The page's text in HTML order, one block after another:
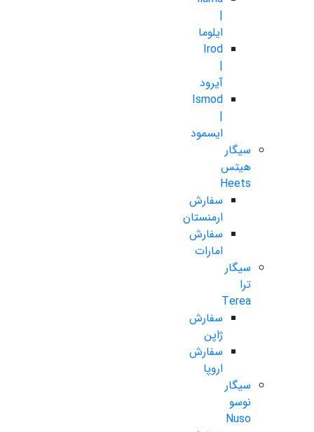
|
ایلوما
Irod
|
آیرود
Ismod
|
ایسمود
سیگار
هیتس
Heets
سفارش
ارمنستان
سفارش
امارات
سیگار
ترا
Terea
سفارش
ژاپن
سفارش
اروپا
سیگار
نوسو
Nuso